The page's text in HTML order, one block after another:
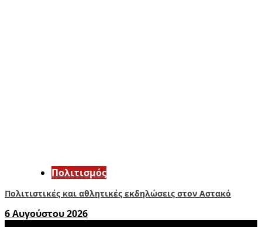
Πολιτισμός
Πολιτιστικές και αθλητικές εκδηλώσεις στον Αστακό
6 Αυγούστου 2026